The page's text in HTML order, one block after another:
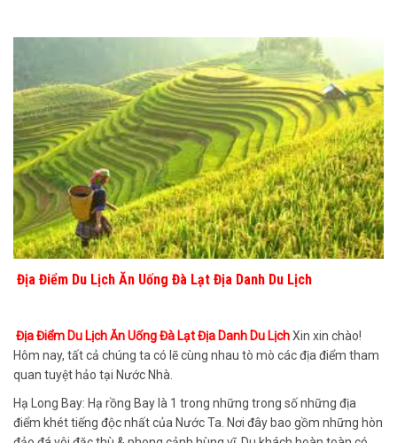
Địa Điểm Du Lịch Ăn Uống Đà Lạt Địa Danh Du Lịch
Địa Điểm Du Lịch Ăn Uống Đà Lạt Địa Danh Du LịchXin xin chào!
Hôm nay, tất cả chúng ta có lẽ cùng nhau tò mò các địa điểm tham
quan tuyệt hảo tại Nước Nhà.
Hạ Long Bay: Hạ rồng Bay là 1 trong những trong số những địa
điểm khét tiếng độc nhất của Nước Ta. Nơi đây bao gồm những hòn